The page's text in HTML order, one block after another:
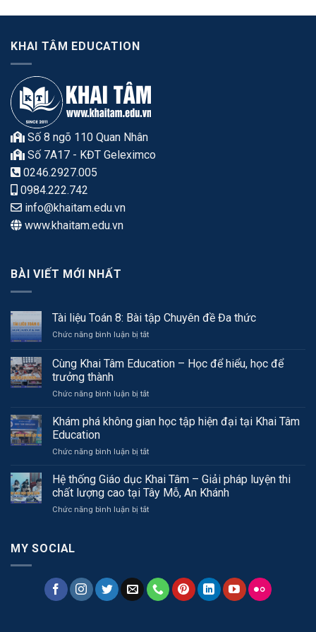
KHAI TÂM EDUCATION
Số 8 ngõ 110 Quan Nhân
Số 7A17 - KĐT Geleximco
0246.2927.005
0984.222.742
info@khaitam.edu.vn
www.khaitam.edu.vn
BÀI VIẾT MỚI NHẤT
Tài liệu Toán 8: Bài tập Chuyên đề Đa thức
Chức năng bình luận bị tắtở
liệu
Toán
Bài
Chuyên
thức
Cùng Khai Tâm Education – Học để hiểu, học để
trưởng thành
Chức năng bình luận bị tắtở
Khai
–
để
hiểu,
học
để
Khám phá không gian học tập hiện đại tại Khai Tâm
Education
Chức năng bình luận bị tắtở
phá
không
gian
học
Tâm
Education
Hệ thống Giáo dục Khai Tâm – Giải pháp luyện thi
chất lượng cao tại Tây Mỗ, An Khánh
Chức năng bình luận bị tắtở
Tâm
MY SOCIAL